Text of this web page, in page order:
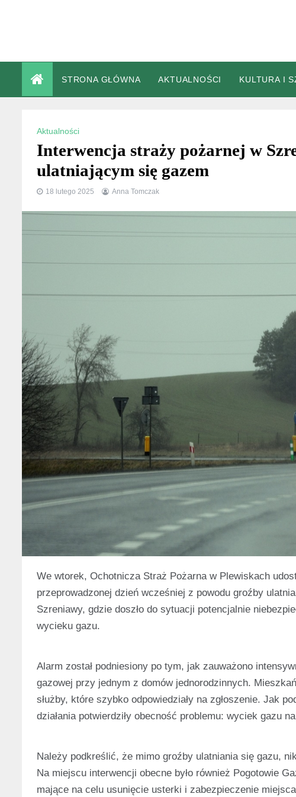
STRONA GŁÓWNA AKTUALNOŚCI KULTURA I
Aktualności
Interwencja straży pożarnej w
ulatniającym się gazem
18 lutego 2025 Anna Tomczak
We wtorek, Ochotnicza Straż Pożarna w Plewiskach
przeprowadzonej dzień wcześniej z powodu groźby
Szreniawy, gdzie doszło do sytuacji potencjalnie
wycieku gazu.
Alarm został podniesiony po tym, jak zauważono
gazowej przy jednym z domów jednorodzinnych.
służby, które szybko odpowiedziały na zgłoszenie. Jak
działania potwierdziły obecność problemu: wyciek gazu
Należy podkreślić, że mimo groźby ulatniania się gazu,
Na miejscu interwencji obecne było również Pogotowie
mające na celu usunięcie usterki i zabezpieczenie